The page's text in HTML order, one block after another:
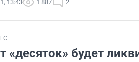
13:43 1 887 2
«десяток» будет